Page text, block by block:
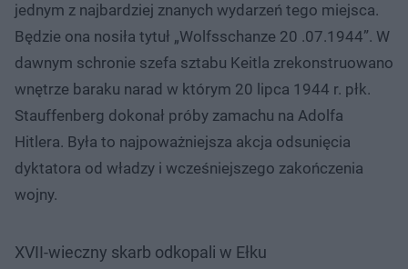
jednym z najbardziej znanych wydarzeń tego miejsca.
Będzie ona nosiła tytuł „Wolfsschanze 20 .07.1944”. W
dawnym schronie szefa sztabu Keitla zrekonstruowano
wnętrze baraku narad w którym 20 lipca 1944 r. płk.
Stauffenberg dokonał próby zamachu na Adolfa
Hitlera. Była to najpoważniejsza akcja odsunięcia
dyktatora od władzy i wcześniejszego zakończenia
wojny.
XVII-wieczny skarb odkopali w Ełku